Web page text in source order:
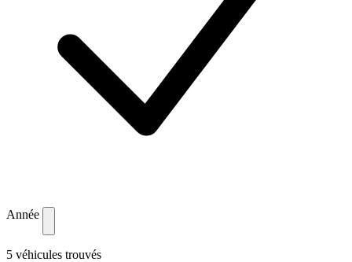
Année
5 véhicules trouvés